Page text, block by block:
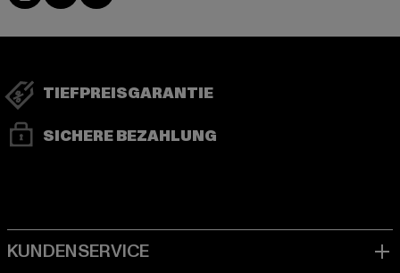
TIEFPREISGARANTIE
SICHERE BEZAHLUNG